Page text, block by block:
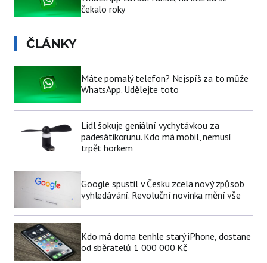
čekalo roky
ČLÁNKY
Máte pomalý telefon? Nejspíš za to může
WhatsApp. Udělejte toto
Lidl šokuje geniální vychytávkou za
padesátikorunu. Kdo má mobil, nemusí
trpět horkem
Google spustil v Česku zcela nový způsob
vyhledávání. Revoluční novinka mění vše
Kdo má doma tenhle starý iPhone, dostane
od sběratelů 1 000 000 Kč